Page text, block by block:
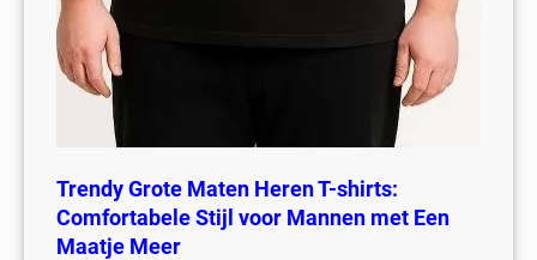
Trendy Grote Maten Heren T-shirts:
Comfortabele Stijl voor Mannen met Een
Maatje Meer